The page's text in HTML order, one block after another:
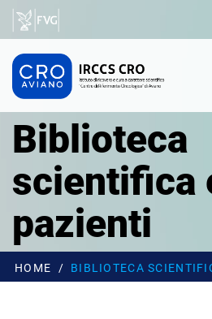
Salta al contenuto principale
CRO
Biblioteca
scientifica
pazienti
HOME BIBLIOTECA